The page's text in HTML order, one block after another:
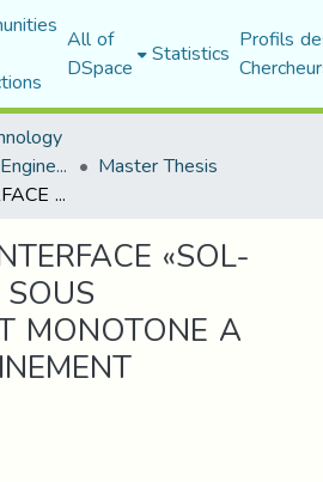
All of
DSpace Statistics Profils
Department of Civil Engineering Master Thesis
ETUDE DE L'INTERFACE «SOL-STRUCTURE» SOUS CHARGEMENT MONOTONE A FAIBLE CONFINEMENT
«SOL-
MONOTONE A